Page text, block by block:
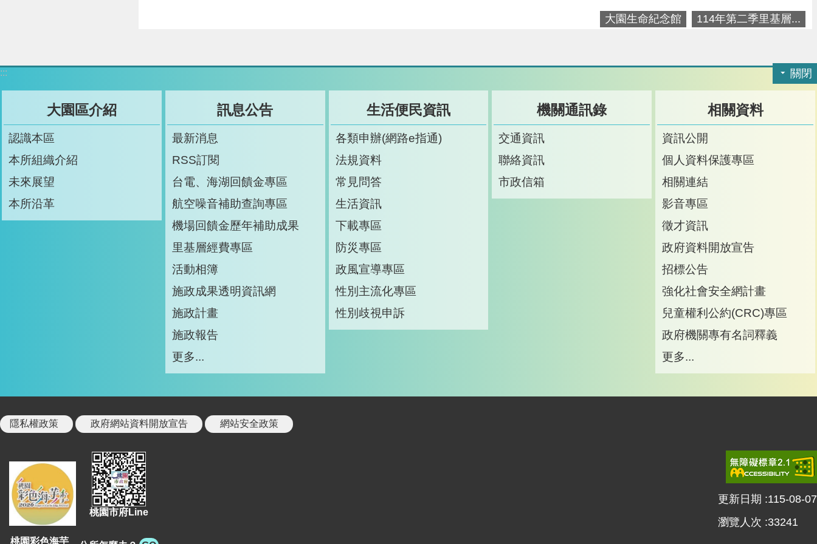
大園生命紀念館 114年第二季里基層...
關閉
:::
大園區介紹
認識本區
本所組織介紹
未來展望
本所沿革
訊息公告
最新消息
RSS訂閱
台電、海湖回饋金專區
航空噪音補助查詢專區
機場回饋金歷年補助成果
里基層經費專區
活動相簿
施政成果透明資訊網
施政計畫
施政報告
更多...
生活便民資訊
各類申辦(網路e指通)
法規資料
常見問答
生活資訊
下載專區
防災專區
政風宣導專區
性別主流化專區
性別歧視申訴
機關通訊錄
交通資訊
聯絡資訊
市政信箱
相關資料
資訊公開
個人資料保護專區
相關連結
影音專區
徵才資訊
政府資料開放宣告
招標公告
強化社會安全網計畫
兒童權利公約(CRC)專區
政府機關專有名詞釋義
更多...
隱私權政策 政府網站資料開放宣告 網站安全政策
桃園彩色海芋
桃園市府Line
更新日期 115-08-07
瀏覽人次
33241